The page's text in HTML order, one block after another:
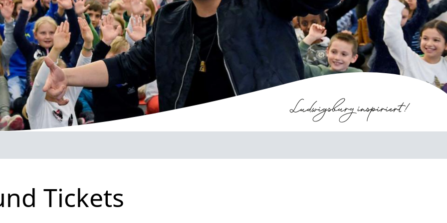
Tickets